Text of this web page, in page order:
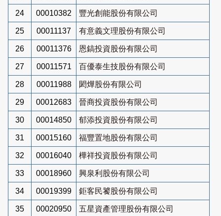
24 00010382 豐光創能股份有限公司
25 00011137 有意義文理股份有限公司
26 00011376 恩鎬投資股份有限公司
27 00011571 百優泰生技股份有限公司
28 00011988 閎燁股份有限公司
29 00012683 晉商投資股份有限公司
30 00014850 郁添投資股份有限公司
31 00015160 福豐置地股份有限公司
32 00016040 樺祥投資股份有限公司
33 00018960 興泉利股份有限公司
34 00019399 鉅客民饕股份有限公司
35 00020950 五星資產管理股份有限公司